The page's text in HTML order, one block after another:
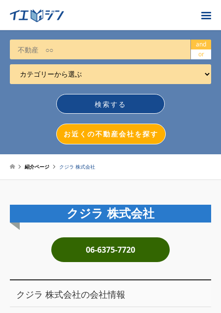
お近くの不動産会社を探す
カテゴリーから選ぶ
不動産売却
不動産投資
土地売却
税金について
運営会社
and
or
お近くの不動産会社を探す
紹介ページ クジラ 株式会社
クジラ 株式会社
06-6375-7720
クジラ 株式会社の会社情報